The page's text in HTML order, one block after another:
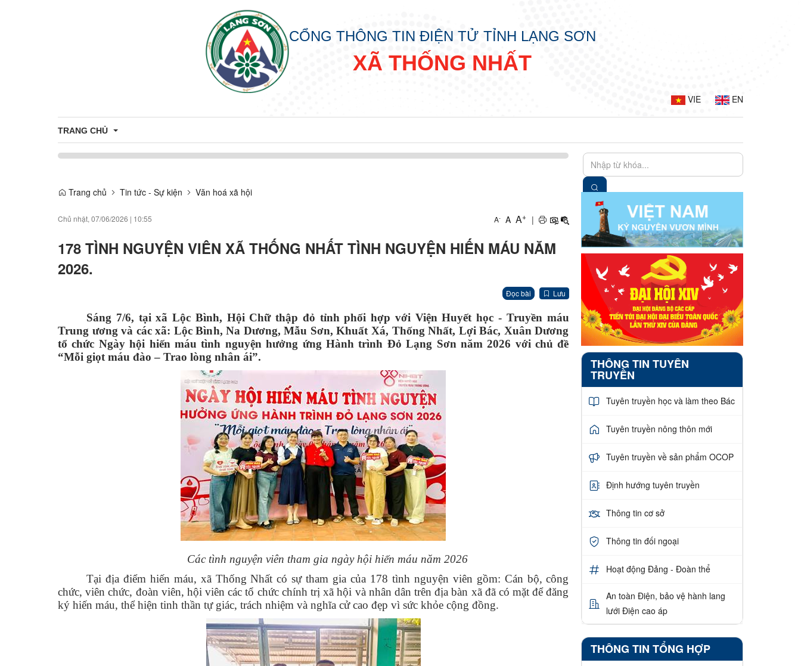
CỔNG THÔNG TIN ĐIỆN TỬ TỈNH LẠNG SƠN
XÃ THỐNG NHẤT
VIE EN
TRANG CHỦ
Trang chủ Tin tức - Sự kiện Văn hoá xã hội
Chủ nhật, 07/06/2026 | 10:55 A- A A+ |
178 TÌNH NGUYỆN VIÊN XÃ THỐNG NHẤT TÌNH NGUYỆN HIẾN MÁU NĂM
2026.
Đọc bài Lưu
Sáng 7/6, tại xã Lộc Bình, Hội Chữ thập đỏ tỉnh phối hợp với Viện Huyết học - Truyền máu
Trung ương và các xã: Lộc Bình, Na Dương, Mẫu Sơn, Khuất Xá, Thống Nhất, Lợi Bác, Xuân Dương
tổ chức Ngày hội hiến máu tình nguyện hưởng ứng Hành trình Đỏ Lạng Sơn năm 2026 với chủ đề
“Mỗi giọt máu đào – Trao lòng nhân ái”.
Các tình nguyện viên tham gia ngày hội hiến máu năm 2026
Tại địa điểm hiến máu, xã Thống Nhất có sự tham gia của 178 tình nguyện viên gồm: Cán bộ, công
chức, viên chức, đoàn viên, hội viên các tổ chức chính trị xã hội và nhân dân trên địa bàn xã đã có mặt để đăng
ký hiến máu, thể hiện tinh thần tự giác, trách nhiệm và nghĩa cử cao đẹp vì sức khỏe cộng đồng.
THÔNG TIN TUYÊN
TRUYỀN
Tuyên truyền học và làm theo Bác
Tuyên truyền nông thôn mới
Tuyên truyền về sản phẩm OCOP
Định hướng tuyên truyền
Thông tin cơ sở
Thông tin đối ngoại
Hoạt động Đảng - Đoàn thể
An toàn Điện, bảo vệ hành lang
lưới Điện cao áp
THÔNG TIN TỔNG HỢP